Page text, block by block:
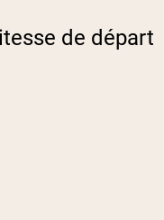
de départ